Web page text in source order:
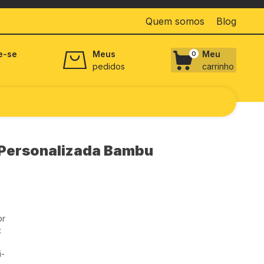
Quem somos Blog
se
Meus
pedidos
0
Meu
carrinho
Bambu